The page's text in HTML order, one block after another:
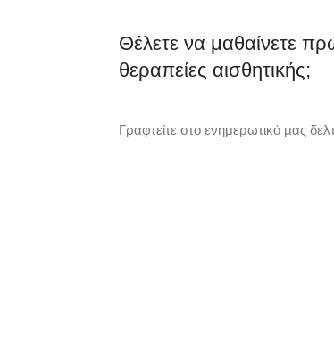
Θέλετε να μαθαίνετε
θεραπείες αισθητικής;
Γραφτείτε στο ενημερωτικό μας